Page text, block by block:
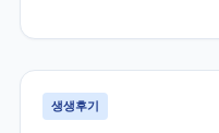
의 워킹홀리데이로 총
드에 작년 11월에 출국
생생후기